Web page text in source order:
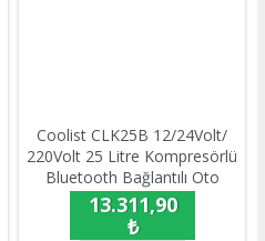
Coolist CLK25B 12/24Volt/
220Volt 25 Litre Kompresörlü
Bluetooth Bağlantılı Oto
Buzdolabı
13.311,90
₺